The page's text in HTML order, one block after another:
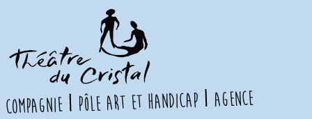
compagnie pôle art et handicap agence